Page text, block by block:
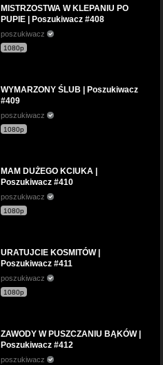
MISTRZOSTWA W KLEPANIU PO
PUPIE | Poszukiwacz #408
poszukiwacz
1080p
WYMARZONY ŚLUB | Poszukiwacz
#409
poszukiwacz
1080p
MAM DUŻEGO KCIUKA |
Poszukiwacz #410
poszukiwacz
1080p
URATUJCIE KOSMITÓW |
Poszukiwacz #411
poszukiwacz
1080p
ZAWODY W PUSZCZANIU BĄKÓW |
Poszukiwacz #412
poszukiwacz